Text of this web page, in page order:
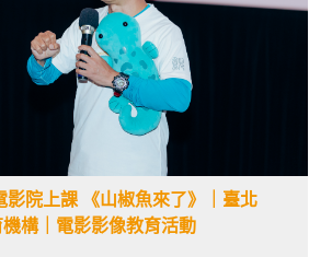
影院上課 《山椒魚來了》｜臺北
構｜電影影像教育活動